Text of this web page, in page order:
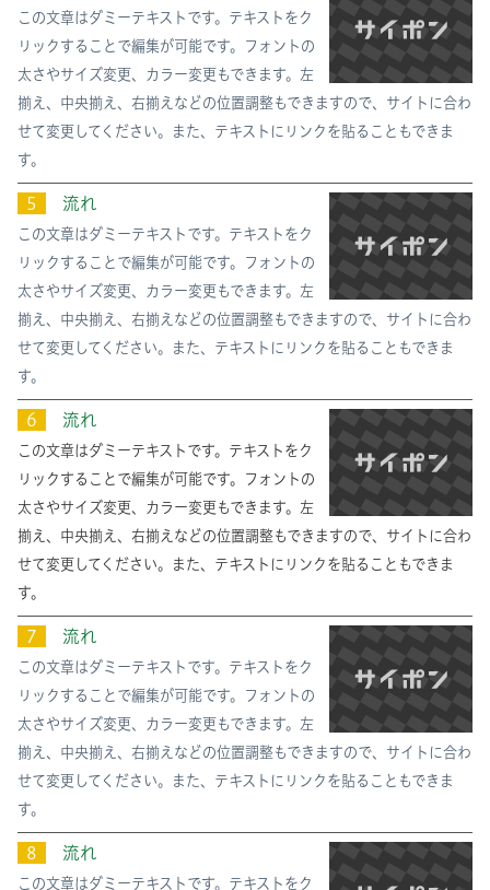
この文章はダミーテキストです。テキストをク
リックすることで編集が可能です。フォントの
太さやサイズ変更、カラー変更もできます。左
揃え、中央揃え、右揃えなどの位置調整もできますので、サイトに合わ
せて変更してください。また、テキストにリンクを貼ることもできま
す。
５ 流れ
この文章はダミーテキストです。テキストをク
リックすることで編集が可能です。フォントの
太さやサイズ変更、カラー変更もできます。左
揃え、中央揃え、右揃えなどの位置調整もできますので、サイトに合わ
せて変更してください。また、テキストにリンクを貼ることもできま
す。
６ 流れ
この文章はダミーテキストです。テキストをク
リックすることで編集が可能です。フォントの
太さやサイズ変更、カラー変更もできます。左
揃え、中央揃え、右揃えなどの位置調整もできますので、サイトに合わ
せて変更してください。また、テキストにリンクを貼ることもできま
す。
７ 流れ
この文章はダミーテキストです。テキストをク
リックすることで編集が可能です。フォントの
太さやサイズ変更、カラー変更もできます。左
揃え、中央揃え、右揃えなどの位置調整もできますので、サイトに合わ
せて変更してください。また、テキストにリンクを貼ることもできま
す。
８ 流れ
この文章はダミーテキストです。テキストをク